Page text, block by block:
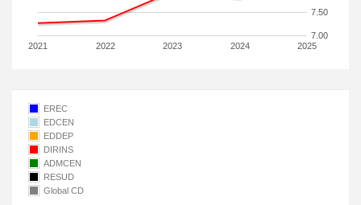
2021 2022 2023 2024 2025
7.00
7.50
EREC
EDCEN
EDDEP
DIRINS
ADMCEN
RESUD
Global CD